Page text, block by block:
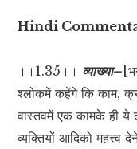
Hindi
।।1.35।। व्याख्या–
श्लोकमें कहेंगे कि काम,
वास्तवमें एक कामके ही ये
व्यक्तियों आदिको महत्त्व